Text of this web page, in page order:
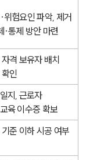
위험요인 파악, 제거
·통제 방안 마련
격 보유자 배치
인
지, 근로자
육 이수증 확보
준 이하 시공 여부